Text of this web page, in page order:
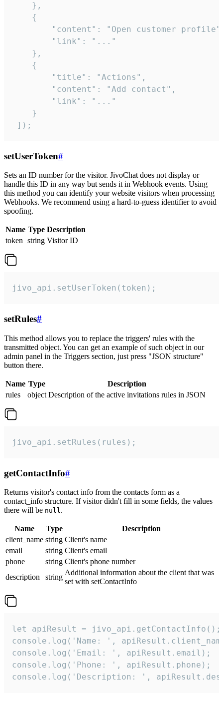
    },
    {
"content": "Open customer
        "link": "..."
    },
    {
        "title": "Actions",
        "content": "Add contact",
        "link": "..."
    }
]);
setUserToken#
Sets an ID number for the visitor. JivoChat does not display or
handle this ID in any way but sends it in Webhook events. Using
this method you can identify your website visitors when processing
Webhooks. We recommend using a hard-to-guess identifier to avoid
spoofing.
Name Type Description
token string Visitor ID
jivo_api.setUserToken(token);
setRules#
This method allows you to replace the triggers' rules with the
transmitted object. You can get an example of such object in our
admin panel in the Triggers section, just press "JSON structure"
button there.
Name Type
Description
rules
object Description of the active invitations rules in JSON
jivo_api.setRules(rules);
getContactInfo#
Returns visitor's contact info from the contacts form as a
contact_info structure. If visitor didn't fill in some fields, the values
there will be null.
Name Type
Description
client_name string Client's name
email
string Client's email
phone
string Client's phone number
description
string
Additional information about the client that was
set with setContactInfo
let apiResult = jivo_api.getContactInfo();
console.log('Name: ',
console.log('Email: ', apiResult.email);
console.log('Phone: ', apiResult.phone);
console.log('Description: ',